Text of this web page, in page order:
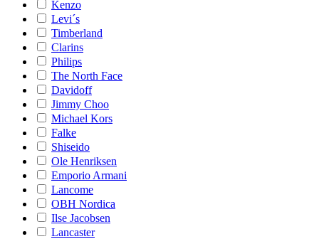
Kenzo
Levi´s
Timberland
Clarins
Philips
The North Face
Davidoff
Jimmy Choo
Michael Kors
Falke
Shiseido
Ole Henriksen
Emporio Armani
Lancome
OBH Nordica
Ilse Jacobsen
Lancaster